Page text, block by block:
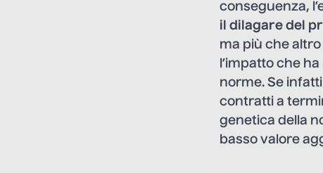
conseguenza,
il dilagare del
ma più che altro
l’impatto che
norme. Se
contratti a
genetica della
basso valore